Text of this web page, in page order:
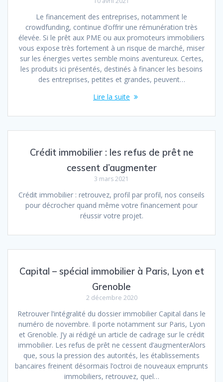
Le financement des entreprises, notamment le
crowdfunding, continue d’offrir une rémunération très
élevée. Si le prêt aux PME ou aux promoteurs immobiliers
vous expose très fortement à un risque de marché, miser
sur les énergies vertes semble moins aventureux. Certes,
les produits ici présentés, destinés à financer les besoins
des entreprises, petites et grandes, peuvent…
Lire la suite
Crédit immobilier : les refus de prêt ne
cessent d’augmenter
3 mars 2021
Crédit immobilier : retrouvez, profil par profil, nos conseils
pour décrocher quand même votre financement pour
réussir votre projet.
Capital – spécial immobilier à Paris, Lyon et
Grenoble
2 décembre 2020
Retrouver l’intégralité du dossier immobilier Capital dans le
numéro de novembre. Il porte notamment sur Paris, Lyon
et Grenoble. J’y ai rédigé un article de cadrage sur le crédit
immobilier. Les refus de prêt ne cessent d’augmenterAlors
que, sous la pression des autorités, les établissements
bancaires freinent désormais l’octroi de nouveaux emprunts
immobiliers, retrouvez, quel…